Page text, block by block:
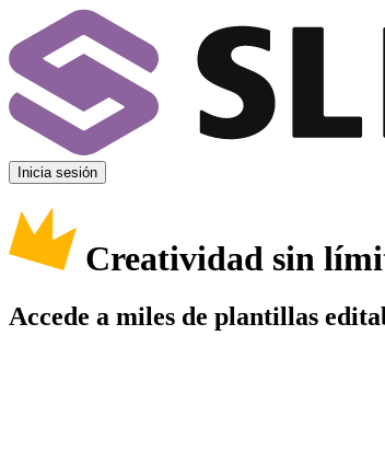
Inicia sesión
Creatividad sin
Accede a miles de plantillas